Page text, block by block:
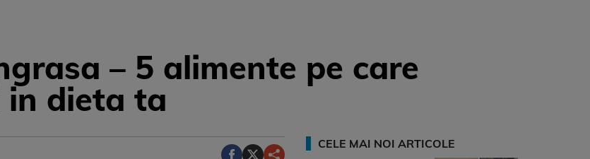
– 5 alimente pe care
in dieta ta
CELE MAI NOI ARTICOLE